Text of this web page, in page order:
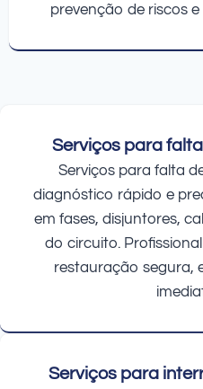
prevenção de riscos
Serviços para
Serviços para falta
diagnóstico rápido e
em fases, disjuntores,
do circuito.
restauração segura,
Serviços para